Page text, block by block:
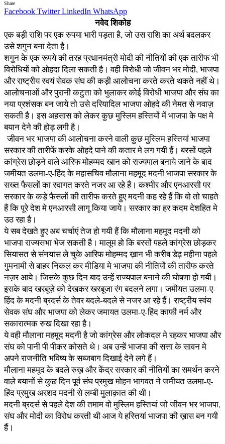
Share
Facebook Twitter LinkedIn WhatsApp
नवेद शिकोह
एक बड़ी राशि पर एक रुपया भारी पड़ता है, जो उस राशि का अर्थ बदलकर
उसे शगुन बना देता है।
शगुन के एक रूपये की तरह प्रधानमंत्री मोदी की नीतियों की एक तारीफ भी
विरोधियों को ओहदा दिला सकती है। वही विरोधी जो जीवन भर मोदी, भाजपा
और राष्ट्रीय स्वयं सेवक संघ की कड़ी आलोचना करते करते थकते नहीं थे।
आलोचनाओं और पुरानी कटुता को भुलाकर कोई विरोधी भाजपा और संघ का
नया प्रशंसक बन जाये तो उसे दरियादिल भाजपा ओहदे की नेमत से नवाज़
सकती है। इस अहसास को लेकर कुछ मुस्लिम हस्तियों में भाजपा के पक्ष मे
बयान देने की होड़ लगी है।
जीवन भर भाजपा की आलोचना करने वाली कुछ मुस्लिम हस्तियां भाजपा
सरकार की तारीफें करके ओहदे पाने की कतार मे लग गयी हैं। बरसों पहले
कांग्रेस छोड़ने वाले आरिफ मोहम्मद खान को राज्यपाल बनाये जाने के बाद
जमीयत उलमा-ए-हिंद के महासचिव मौलाना महमूद मदनी भाजपा सरकार के
सख्त फैसलों का स्वागत करते नजर आ रहे हैं। कश्मीर और एनआरसी पर
सरकार के कड़े फैसलों की तारीफ करते हुए मदनी कह रहे हैं कि वो तो चाहते
हैं कि पूरे देश मे एनआरसी लागू किया जाये। सरकार का हर कदम देशहित मे
उठ रहा है।
ये सब देखते हुए अब चर्चाएं तेज हो गयी हैं कि मौलाना महमूद मदनी को
भाजपा राज्यसभा भेज सकती है। मालूम हो कि बरसों पहले कांग्रेस छोड़कर
सियासत से संनयास ले चुके आरिफ मोहम्मद ख़ान भी करीब डेढ़ महीना पहले
गुमनामी से बाहर निकल कर मीडिया मे भाजपा की नीतियों की तारीफ करते
नज़र आये। जिसके कुछ दिन बाद उन्हें राज्यपाल बनाने की घोषणा हो गयी।
इसके बाद खरबूज़े को देखकर खरबूजा रंग बदलने लगा। जमीयत उलमा-ए-
हिंद के मदनी ब्रदर्स के तेवर बदले-बदले से नजर आ रहे हैं। राष्ट्रीय स्वंय
सेवक संघ और भाजपा को लेकर जमायत उलमा-ए-हिंद काफी नर्म और
सकारात्मक रुख दिखा रहा है।
ये वही मौलाना महमूद मदनी है जो कांग्रेस और लोकदल मे रहकर भाजपा और
संघ को पानी पी पीकर कोसते थे। अब उन्हें भाजपा की सत्ता के सावन मे
अपने राजनीति भविष्य के सब्जबाग दिखाई देने लगे हैं।
मौलाना महमूद के बदले रुख़ और केंद्र सरकार की नीतियों का समर्थन करने
वाले बयानों से कुछ दिन पूर्व संघ प्रमुख मोहन भागवत ने जमीयत उलमा-ए-
हिंद प्रमुख अरशद मदनी से लम्बी मुलाक़ात की थी।
मदनी ब्रदर्स से पहले देश की तमाम वो मुस्लिम हस्तियां जो जीवन भर भाजपा,
संघ और मोदी का विरोध करती थी आज ये हस्तियां भाजपा की ख़ास बन गयी
हैं।